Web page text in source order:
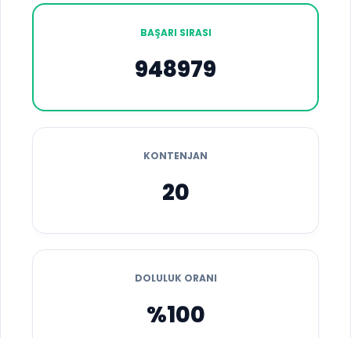
BAŞARI SIRASI
948979
KONTENJAN
20
DOLULUK ORANI
%100